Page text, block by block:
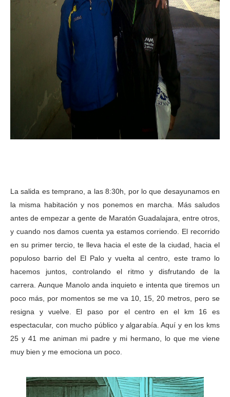
La salida es temprano, a las8:30h, por lo que desayunamos en
la misma habitación y nos ponemos en marcha. Más saludos
antes de empezar a gente de Maratón Guadalajara, entre otros,
y cuando nos damos cuenta ya estamos corriendo. El recorrido
en su primer tercio, te lleva hacia el este de la ciudad, hacia el
populoso barrio del El Palo y vuelta al centro, este tramo lo
hacemos juntos, controlando el ritmo y disfrutando de la
carrera. Aunque Manolo anda inquieto e intenta que tiremos un
poco más, por momentos se me va 10, 15, 20 metros, pero se
resigna y vuelve. El paso por el centro en el km 16 es
espectacular, con mucho público y algarabía. Aquí y en los kms
25 y 41 me animan mi padre y mi hermano, lo que me viene
muy bien y me emociona un poco.